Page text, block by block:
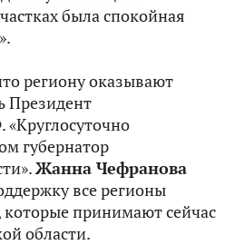
была спокойная
региону оказывают
Президент
губернатор
Жанна Чефранова
все регионы
которые принимают сейчас
области.